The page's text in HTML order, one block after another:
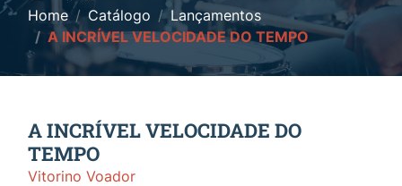
Home Catálogo
Lançamentos
A INCRÍVEL VELOCIDADE DO TEMPO
A INCRÍVEL VELOCIDADE DO
TEMPO
Vitorino Voador